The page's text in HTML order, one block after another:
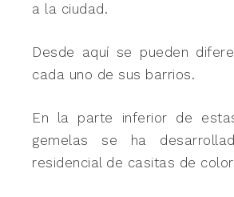
a la ciudad.
Desde aquí se pueden
cada uno de sus barrios.
En la parte inferior de
gemelas se ha
residencial de casitas de